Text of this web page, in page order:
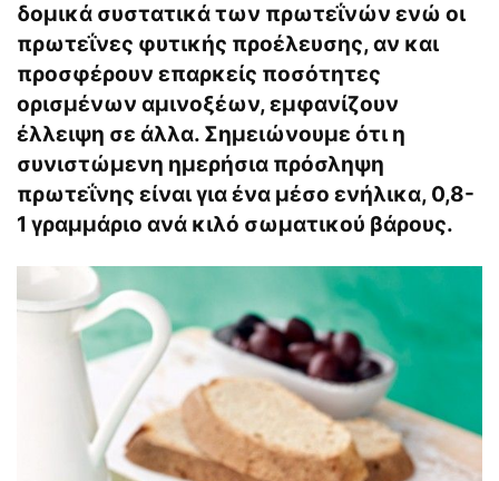
δομικά συστατικά των πρωτεΐνών ενώ οι
πρωτεΐνες φυτικής προέλευσης, αν και
προσφέρουν επαρκείς ποσότητες
ορισμένων αμινοξέων, εμφανίζουν
έλλειψη σε άλλα. Σημειώνουμε ότι η
συνιστώμενη ημερήσια πρόσληψη
πρωτεΐνης είναι για ένα μέσο ενήλικα, 0,8-
1 γραμμάριο ανά κιλό σωματικού βάρους.